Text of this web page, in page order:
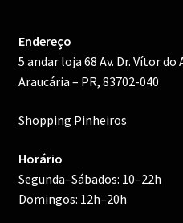
Endereço
5 andar loja 68 Av. Dr. Vítor
Araucária – PR, 83702-040
Shopping Pinheiros
Horário
Segunda–Sábados: 10–22h
Domingos: 12h–20h